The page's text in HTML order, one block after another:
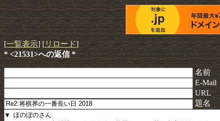
[一覧表示] [リロード]
* <21531>への返信 *
名前
E-Mail
URL
題名